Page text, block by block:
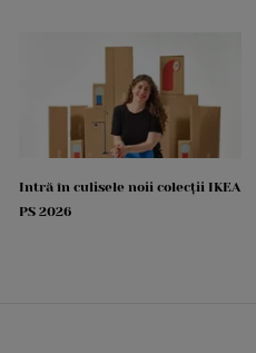
Intră în culisele noii colecții IKEA
PS 2026